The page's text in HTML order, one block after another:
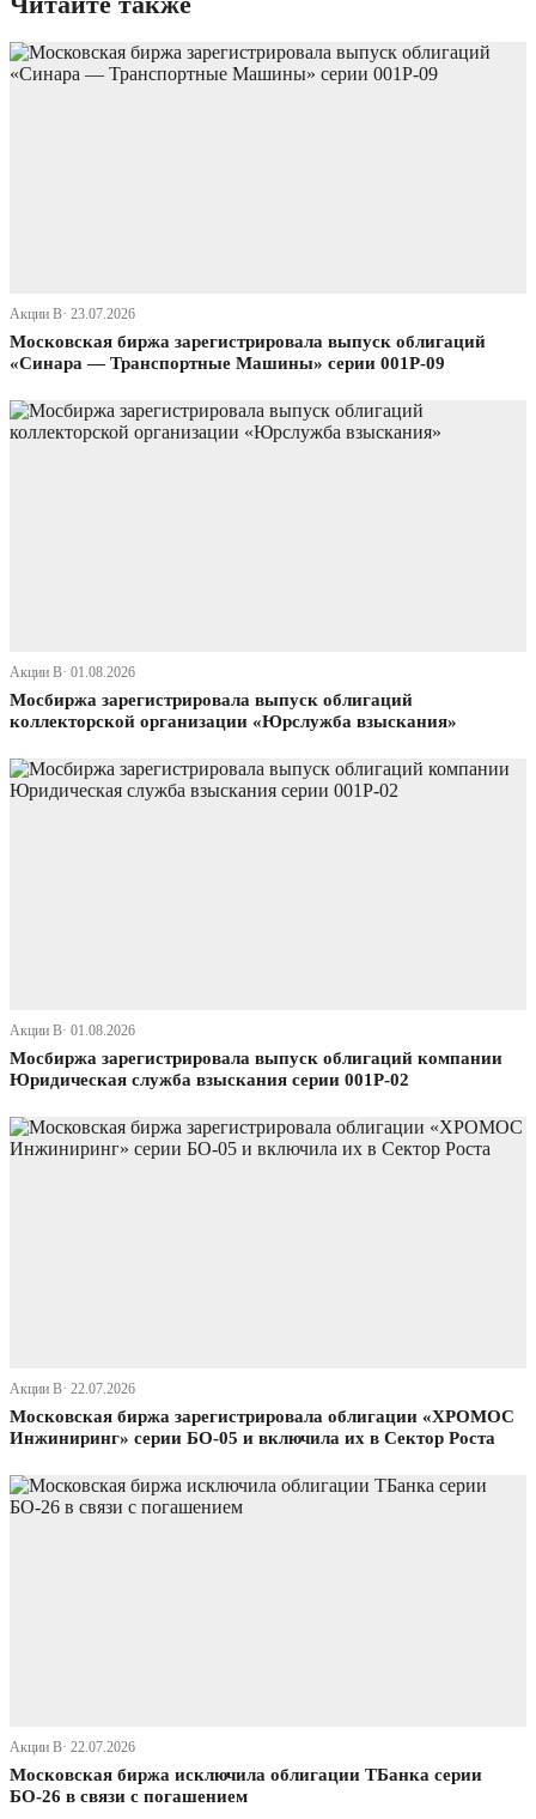
Акции В· 23.07.2026
Московская биржа зарегистрировала выпуск облигаций
«Синара — Транспортные Машины» серии 001P-09
Акции В· 01.08.2026
Мосбиржа зарегистрировала выпуск облигаций
коллекторской организации «Юрслужба взыскания»
Акции В· 01.08.2026
Мосбиржа зарегистрировала выпуск облигаций компании
Юридическая служба взыскания серии 001Р-02
Акции В· 22.07.2026
Московская биржа зарегистрировала облигации «ХРОМОС
Инжиниринг» серии БО-05 и включила их в Сектор Роста
Акции В· 22.07.2026
Московская биржа исключила облигации ТБанка серии
БО-26 в связи с погашением